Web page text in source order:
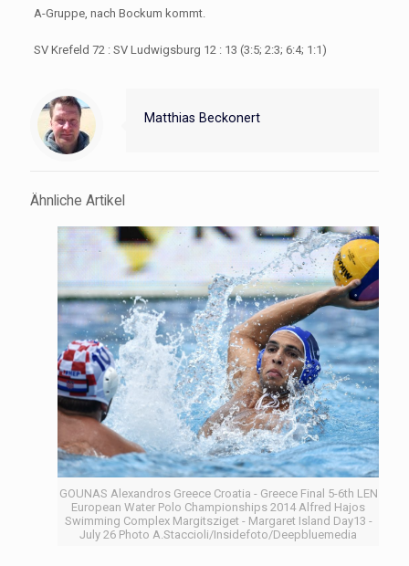
A-Gruppe, nach Bockum kommt.
SV Krefeld 72 : SV Ludwigsburg 12 : 13 (3:5; 2:3; 6:4; 1:1)
Matthias Beckonert
Ähnliche Artikel
GOUNAS Alexandros Greece Croatia - Greece Final 5-6th LEN
European Water Polo Championships 2014 Alfred Hajos
Swimming Complex Margitsziget - Margaret Island Day13 -
July 26 Photo A.Staccioli/Insidefoto/Deepbluemedia